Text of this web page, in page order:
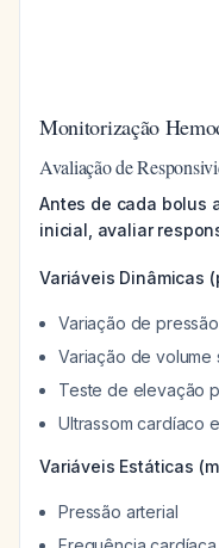
Monitorização
Avaliação de
Antes de cada bolus
inicial, avaliar
Variáveis Dinâmicas
Variação de
Variação de volume
Teste de elevação
Ultrassom cardíaco
Variáveis Estáticas
Pressão arterial